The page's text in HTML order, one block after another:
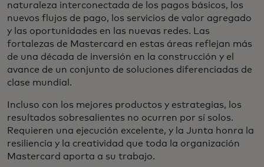
naturaleza interconectada de los pagos básicos, los
nuevos flujos de pago, los servicios de valor agregado
y las oportunidades en las nuevas redes. Las
fortalezas de Mastercard en estas áreas reflejan más
de una década de inversión en la construcción y el
avance de un conjunto de soluciones diferenciadas de
clase mundial.
Incluso con los mejores productos y estrategias, los
resultados sobresalientes no ocurren por sí solos.
Requieren una ejecución excelente, y la Junta honra la
resiliencia y la creatividad que toda la organización
Mastercard aporta a su trabajo.